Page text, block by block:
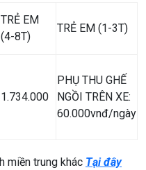
TRẺ EM
(4-8T)
TRẺ EM (1-3T)
1.734.000
PHỤ THU GHẾ
NGỒI TRÊN XE:
60.000vnđ/ngày
miền trung khác Tại đây